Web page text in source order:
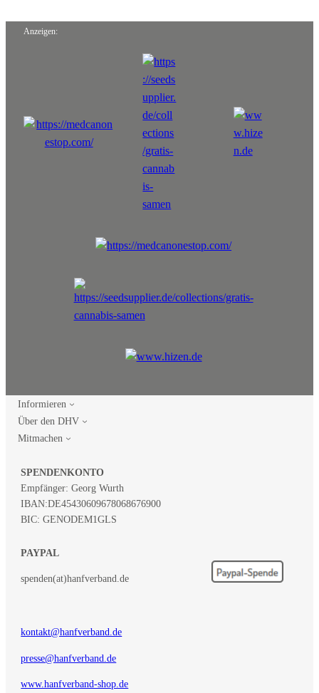
Anzeigen:
Informieren
Über den DHV
Mitmachen
SPENDENKONTO
Empfänger: Georg Wurth
IBAN:DE45430609678068676900
BIC: GENODEM1GLS
PAYPAL
spenden(at)hanfverband.de
kontakt@hanfverband.de
presse@hanfverband.de
www.hanfverband-shop.de